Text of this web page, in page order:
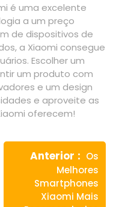
é uma excelente
a um preço
de dispositivos de
a Xiaomi consegue
Escolher um
um produto com
e um design
e aproveite as
oferecem!
Anterior
Next
post:
Os
Melhores
Smartphones
Xiaomi Mais